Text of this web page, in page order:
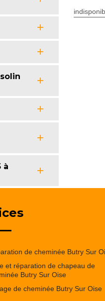
à
de cheminée Butry Sur
et réparation de chapeau de
Butry Sur Oise
de cheminée Butry Sur Oise